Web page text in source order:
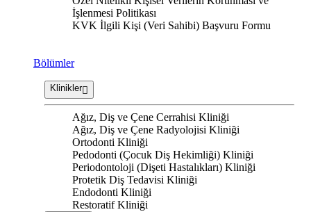
İşlenmesi Politikası
KVK İlgili Kişi (Veri Sahibi) Başvuru Formu
Bölümler
Klinikler
Ağız, Diş ve Çene Cerrahisi Kliniği
Ağız, Diş ve Çene Radyolojisi Kliniği
Ortodonti Kliniği
Pedodonti (Çocuk Diş Hekimliği) Kliniği
Periodontoloji (Dişeti Hastalıkları) Kliniği
Protetik Diş Tedavisi Kliniği
Endodonti Kliniği
Restoratif Kliniği